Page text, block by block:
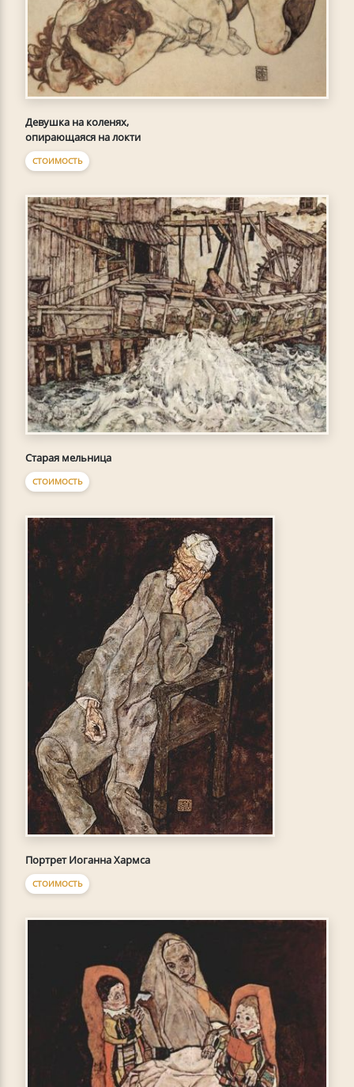
Девушка на коленях,
опирающаяся на локти
СТОИМОСТЬ
Старая мельница
СТОИМОСТЬ
Портрет Иоганна Хармса
СТОИМОСТЬ